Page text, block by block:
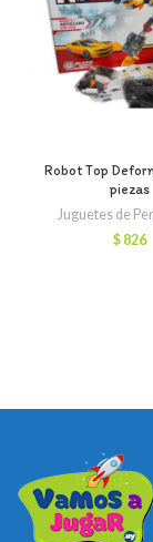
Robot Top
piezas
Juguetes de
$ 826